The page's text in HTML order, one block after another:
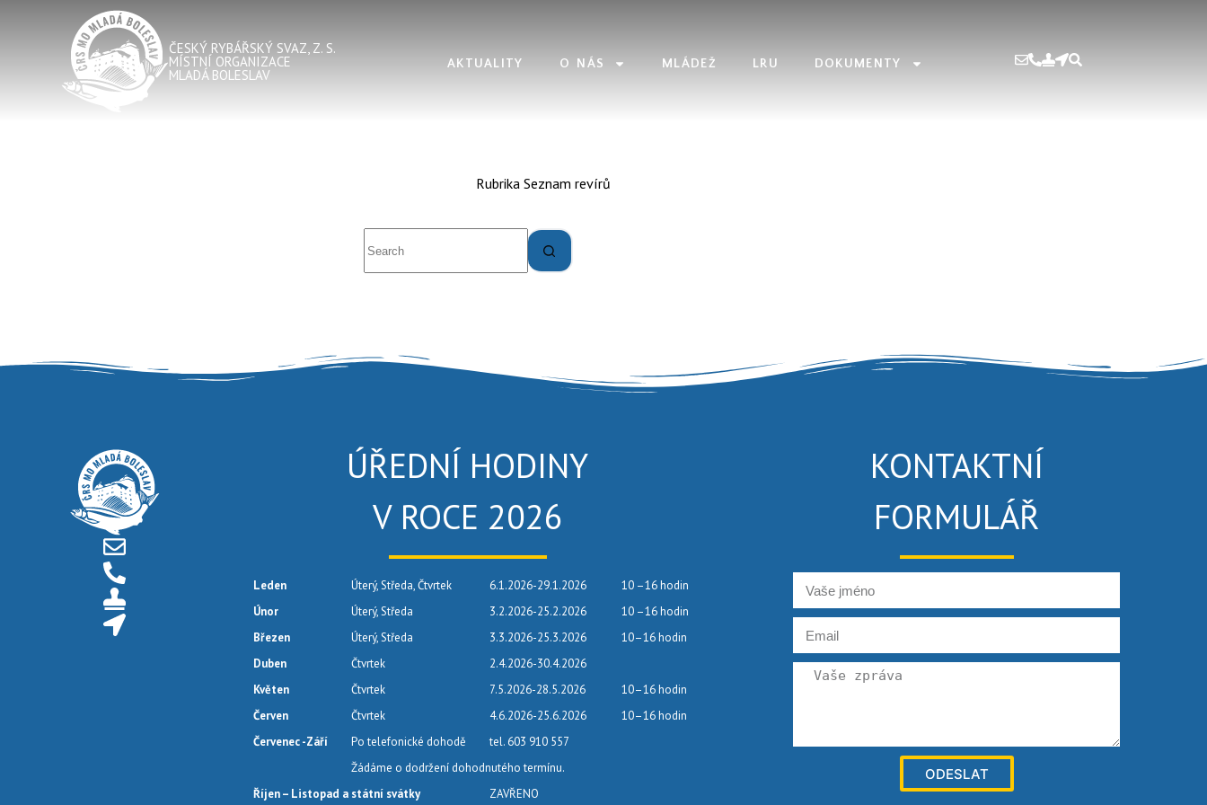
ČESKÝ RYBÁŘSKÝ SVAZ, Z. S.
MÍSTNÍ ORGANIZACE
MLADÁ BOLESLAV
AKTUALITY O NÁS MLÁDEŽ LRU DOKUMENTY
RubrikaSeznam revírů
ÚŘEDNÍ HODINY
V ROCE 2026
Leden Úterý, Středa, Čtvrtek 6.1.2026-29.1.2026
10 –16 hodin
Únor
Úterý, Středa 3.2.2026-25.2.2026
10 –16 hodin
Březen
Úterý, Středa 3.3.2026-25.3.2026
10–16 hodin
Duben
Čtvrtek
2.4.2026-30.4.2026
Květen
Čtvrtek 7.5.2026-28.5.2026
10–16 hodin
Červen
Čtvrtek 4.6.2026-25.6.2026
10–16 hodin
Červenec -Září
Po telefonické dohodě
tel. 603 910 557
Žádáme o dodržení dohodnutého termínu.
Říjen – Listopad a státní svátky
ZAVŘENO
KONTAKTNÍ
FORMULÁŘ
ODESLAT